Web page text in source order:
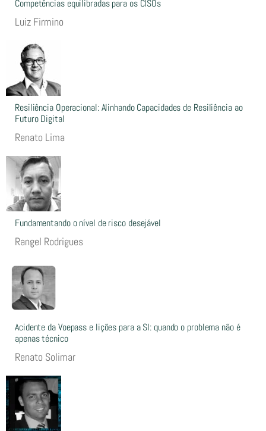
Competências equilibradas para os CISOs
Luiz Firmino
Resiliência Operacional: Alinhando Capacidades de Resiliência ao
Futuro Digital
Renato Lima
Fundamentando o nível de risco desejável
Rangel Rodrigues
Acidente da Voepass e lições para a SI: quando o problema não é
apenas técnico
Renato Solimar